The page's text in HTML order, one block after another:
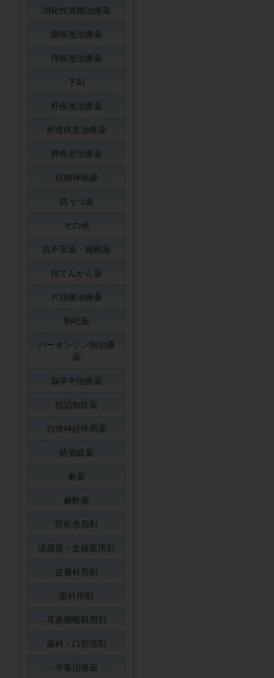
消化性潰瘍治療薬
腸疾患治療薬
痔疾患治療薬
下剤
肝疾患治療薬
胆道疾患治療薬
膵疾患治療薬
抗精神病薬
抗うつ薬
その他
抗不安薬・睡眠薬
抗てんかん薬
片頭痛治療薬
制吐薬
パーキンソン病治療
薬
脳卒中治療薬
抗認知症薬
自律神経作用薬
筋弛緩薬
麻薬
麻酔薬
腎疾患用剤
泌尿器・生殖器用剤
皮膚科用剤
眼科用剤
耳鼻咽喉科用剤
歯科・口腔溶剤
中毒治療薬